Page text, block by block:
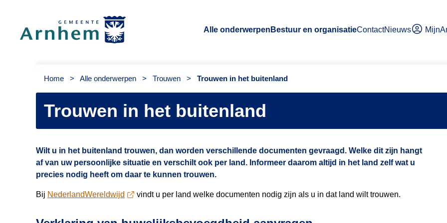
Alle onderwerpen Bestuur en organisatieContactNieuws
Home > Alle onderwerpen > Trouwen > Trouwen in het buitenland
Trouwen in het buitenland
Wilt u in het buitenland trouwen, dan worden verschillende documenten gevraagd. Welke dit zijn hangt
af van uw persoonlijke situatie en verschilt ook per land. Informeer daarom altijd in het land zelf wat u
precies nodig heeft om daar te kunnen trouwen.
Bij NederlandWereldwijd vindt u per land welke documenten nodig zijn als u in dat land wilt trouwen.